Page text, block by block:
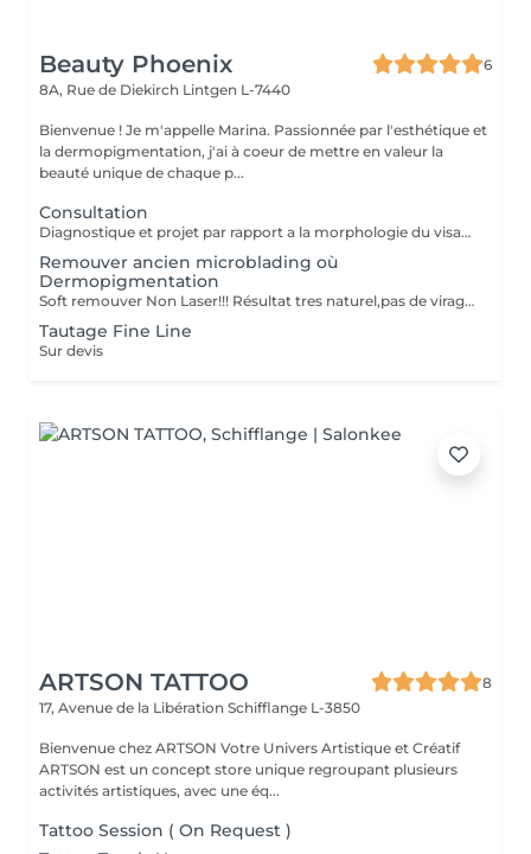
Beauty Phoenix
6
8A, Rue de Diekirch Lintgen L-7440
Bienvenue ! Je m'appelle Marina. Passionnée par l'esthétique et
la dermopigmentation, j'ai à coeur de mettre en valeur la
beauté unique de chaque p...
Consultation
Diagnostique et projet par rapport a la morphologie du visage.
Remouver ancien microblading où
Dermopigmentation
Soft remouver Non Laser!!! Résultat tres naturel,pas de virage de la couleur,diagnostique avant le traitement
Tautage Fine Line
Sur devis
ARTSON TATTOO
8
17, Avenue de la Libération Schifflange L-3850
Bienvenue chez ARTSON Votre Univers Artistique et Créatif
ARTSON est un concept store unique regroupant plusieurs
activités artistiques, avec une éq...
Tattoo Session ( On Request )